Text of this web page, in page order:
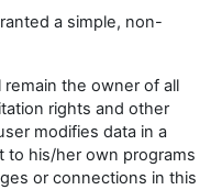
a simple, non-
the owner of all
rights and other
modifies data in a
to his/her own programs
or connections in this